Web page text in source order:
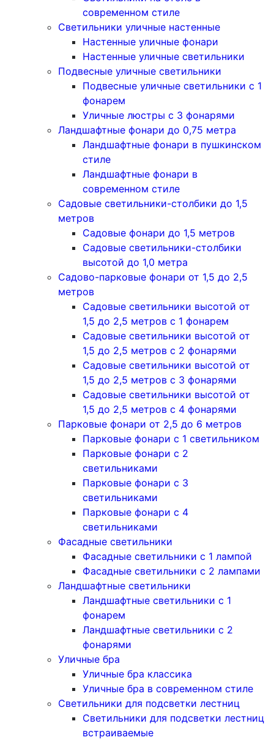
современном стиле
Светильники уличные настенные
Настенные уличные фонари
Настенные уличные светильники
Подвесные уличные светильники
Подвесные уличные светильники с 1
фонарем
Уличные люстры с 3 фонарями
Ландшафтные фонари до 0,75 метра
Ландшафтные фонари в пушкинском
стиле
Ландшафтные фонари в
современном стиле
Садовые светильники-столбики до 1,5
метров
Садовые фонари до 1,5 метров
Садовые светильники-столбики
высотой до 1,0 метра
Садово-парковые фонари от 1,5 до 2,5
метров
Садовые светильники высотой от
1,5 до 2,5 метров с 1 фонарем
Садовые светильники высотой от
1,5 до 2,5 метров с 2 фонарями
Садовые светильники высотой от
1,5 до 2,5 метров с 3 фонарями
Садовые светильники высотой от
1,5 до 2,5 метров с 4 фонарями
Парковые фонари от 2,5 до 6 метров
Парковые фонари с 1 светильником
Парковые фонари с 2
светильниками
Парковые фонари с 3
светильниками
Парковые фонари с 4
светильниками
Фасадные светильники
Фасадные светильники с 1 лампой
Фасадные светильники c 2 лампами
Ландшафтные светильники
Ландшафтные светильники с 1
фонарем
Ландшафтные светильники с 2
фонарями
Уличные бра
Уличные бра классика
Уличные бра в современном стиле
Светильники для подсветки лестниц
Светильники для подсветки лестниц
встраиваемые